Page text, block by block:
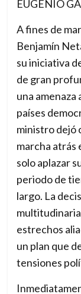
a
l
p
a
r
a
u
n
m
u
n
d
o
e
n
c
EUGENIO
A fines de
Benjamín
su iniciativa
de gran
una amenaza
países
ministro dejó
marcha atrás
solo aplazar
periodo de
largo. La
estrechos
un plan que
tensiones